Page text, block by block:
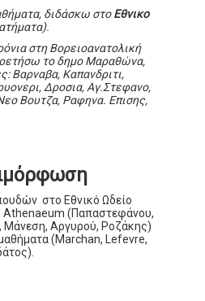
διδάσκω στοΕθνικο
στη Βορειοανατολική
το δημο Μαραθώνα,
Βαρναβα, Καπανδριτι,
Δροσια, Αγ.Στεφανο,
Βουτζα, Ραφηνα. Επισης,
στο Εθνικό Ωδείο
Αthenaeum (Παπαστεφάνου,
Μάνεση, Αργυρού, Ροζάκης)
(Marchan, Lefevre,